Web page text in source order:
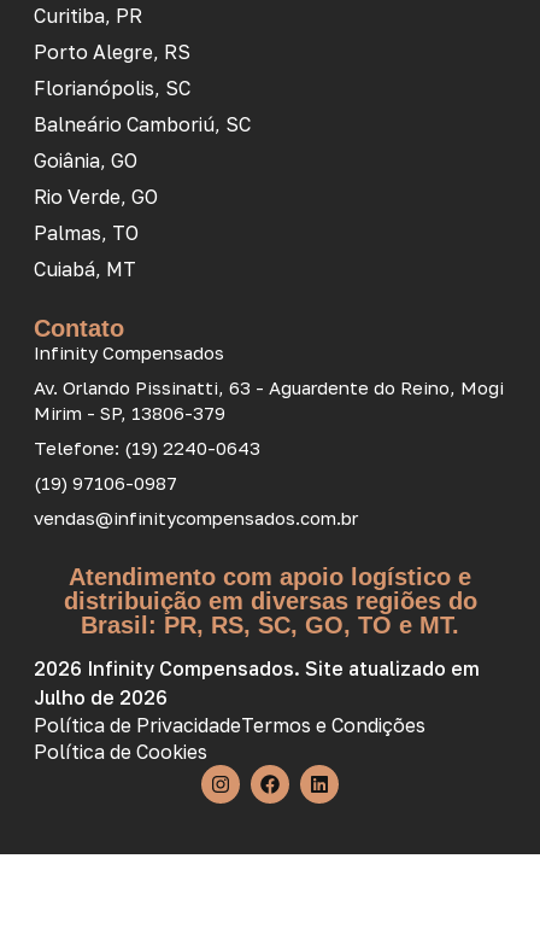
Curitiba, PR
Porto Alegre, RS
Florianópolis, SC
Balneário Camboriú, SC
Goiânia, GO
Rio Verde, GO
Palmas, TO
Cuiabá, MT
Contato
Infinity Compensados
Av. Orlando Pissinatti, 63 - Aguardente do Reino, Mogi
Mirim - SP, 13806-379
Telefone: (19) 2240-0643
(19) 97106-0987
vendas@infinitycompensados.com.br
Atendimento com apoio logístico e
distribuição em diversas regiões do
Brasil: PR, RS, SC, GO, TO e MT.
2026 Infinity Compensados. Site atualizado em
Julho de 2026
Política de PrivacidadeTermos e Condições
Política de Cookies